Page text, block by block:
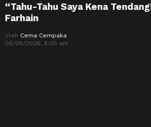
“Tahu-Tahu Saya Kena
Farhain
oleh Cema Cempaka
06/08/2026, 8:00 am